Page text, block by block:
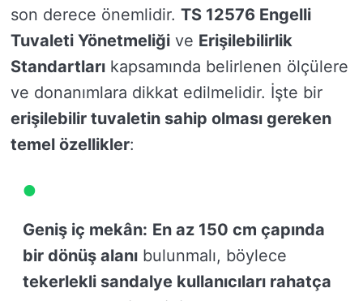
son derece önemlidir. TS 12576 Engelli
Tuvaleti Yönetmeliği ve Erişilebilirlik
Standartları kapsamında belirlenen ölçülere
ve donanımlara dikkat edilmelidir. İşte bir
erişilebilir tuvaletin sahip olması gereken
temel özellikler:
Geniş iç mekân: En az 150 cm çapında
bir dönüş alanı bulunmalı, böylece
tekerlekli sandalye kullanıcıları rahatça